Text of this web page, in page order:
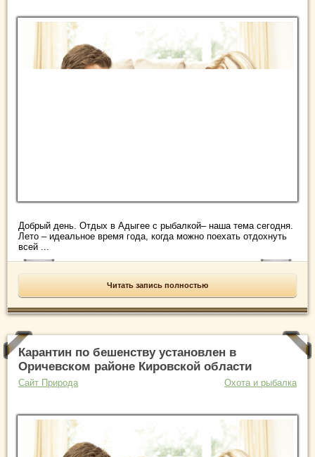
Добрый день. Отдых в Адыгее с рыбалкой– наша тема сегодня.
Лето – идеальное время года, когда можно поехать отдохнуть
всей ...
Читать запись полностью
Карантин по бешенству установлен в
Оричевском районе Кировской области
Сайт Природа Охота и рыбалка